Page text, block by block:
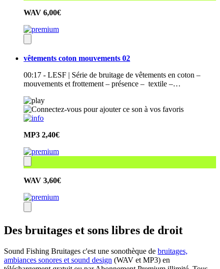
WAV 6,00€
vêtements coton mouvements 02
00:17 - LESF | Série de bruitage de vêtements en coton –
mouvements et frottement – présence – textile –…
MP3 2,40€
WAV 3,60€
Des bruitages et sons libres de droit
Sound Fishing Bruitages c'est une sonothèque de bruitages,
ambiances sonores et sound design (WAV et MP3) en